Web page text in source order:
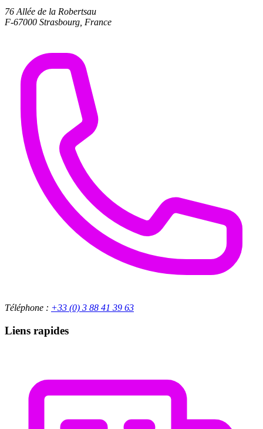
76 Allée de la Robertsau
F-67000 Strasbourg, France
Téléphone : +33 (0) 3 88 41 39 63
Liens rapides